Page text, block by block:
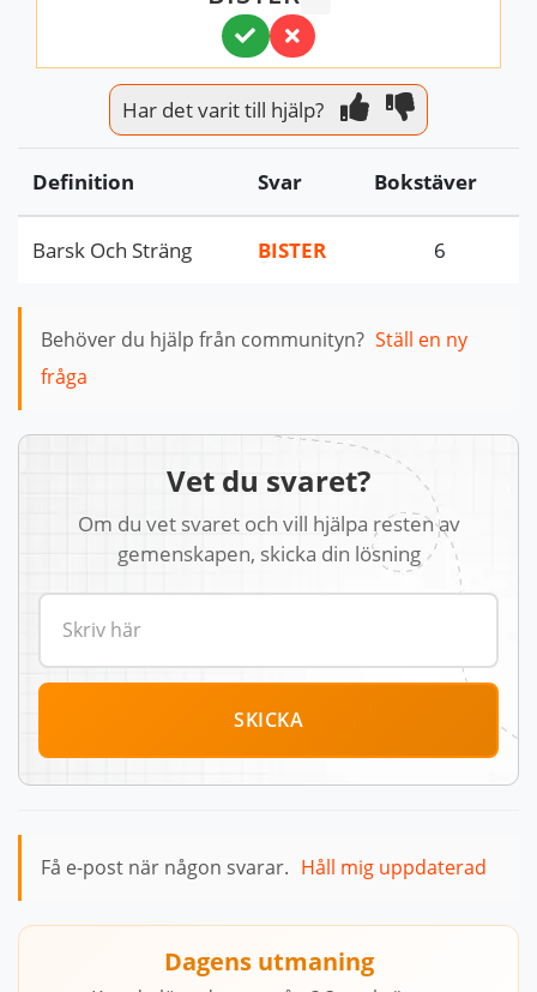
Har det varit till hjälp?
Definition Svar Bokstäver
Barsk Och Sträng BISTER 6
Behöver du hjälp från communityn? Ställ en ny
fråga
Vet du svaret?
Om du vet svaret och vill hjälpa resten av
gemenskapen, skicka din lösning
SKICKA
Få e-post när någon svarar. Håll mig uppdaterad
Dagens utmaning